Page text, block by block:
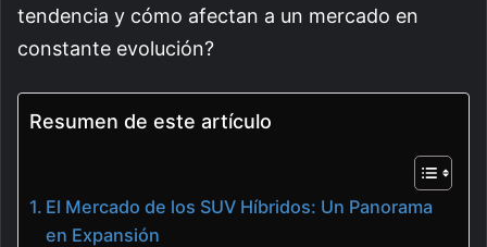
tendencia y cómo afectan a un mercado en
constante evolución?
Resumen de este artículo
El Mercado de los SUV Híbridos: Un Panorama
en Expansión